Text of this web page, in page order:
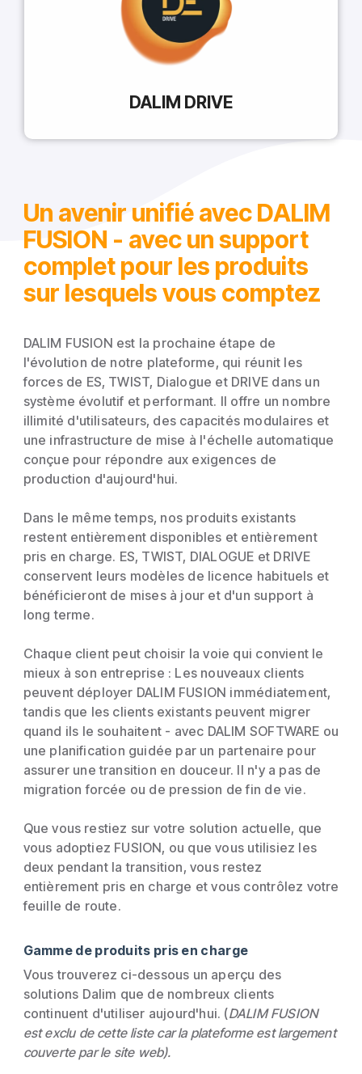
DALIM DRIVE
Un avenir unifié avec DALIM
FUSION - avec un support
complet pour les produits
sur lesquels vous comptez
DALIM FUSION est la prochaine étape de
l'évolution de notre plateforme, qui réunit les
forces de ES, TWIST, Dialogue et DRIVE dans un
système évolutif et performant. Il offre un nombre
illimité d'utilisateurs, des capacités modulaires et
une infrastructure de mise à l'échelle automatique
conçue pour répondre aux exigences de
production d'aujourd'hui.
Dans le même temps, nos produits existants
restent entièrement disponibles et entièrement
pris en charge. ES, TWIST, DIALOGUE et DRIVE
conservent leurs modèles de licence habituels et
bénéficieront de mises à jour et d'un support à
long terme.
Chaque client peut choisir la voie qui convient le
mieux à son entreprise : Les nouveaux clients
peuvent déployer DALIM FUSION immédiatement,
tandis que les clients existants peuvent migrer
quand ils le souhaitent - avec DALIM SOFTWARE ou
une planification guidée par un partenaire pour
assurer une transition en douceur. Il n'y a pas de
migration forcée ou de pression de fin de vie.
Que vous restiez sur votre solution actuelle, que
vous adoptiez FUSION, ou que vous utilisiez les
deux pendant la transition, vous restez
entièrement pris en charge et vous contrôlez votre
feuille de route.
Gamme de produits pris en charge
Vous trouverez ci-dessous un aperçu des
solutions Dalim que de nombreux clients
continuent d'utiliser aujourd'hui. (DALIM FUSION
est exclu de cette liste car la plateforme est largement
couverte par le site web).